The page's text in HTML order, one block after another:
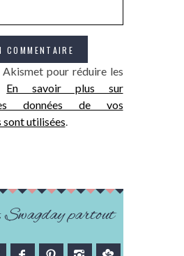
pour réduire les
En savoir plus sur
données de vos
utilisées.
Swagday partout